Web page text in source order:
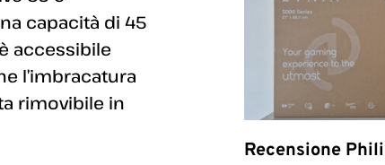
capacità di 45
accessibile
l’imbracatura
rimovibile in
Recensione